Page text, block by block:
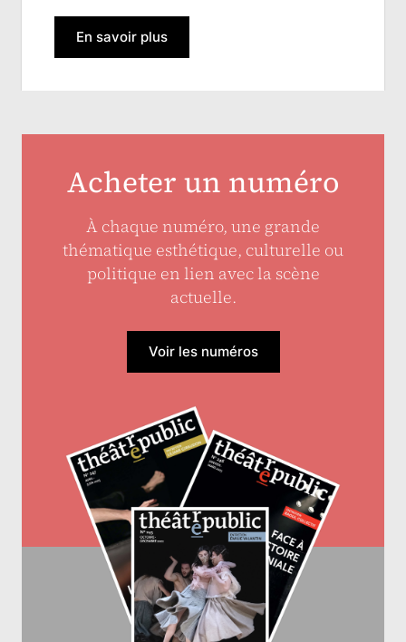
En savoir plus
Acheter un numéro
À chaque numéro, une grande
thématique esthétique, culturelle ou
politique en lien avec la scène
actuelle.
Voir les numéros